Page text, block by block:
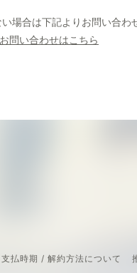
場合は下記よりお問い合わ
お問い合わせはこちら
支払時期 / 解約方法について